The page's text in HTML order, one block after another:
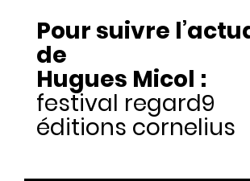
Pour suivre
de
Hugues Micol :
festival regard9
éditions cornelius